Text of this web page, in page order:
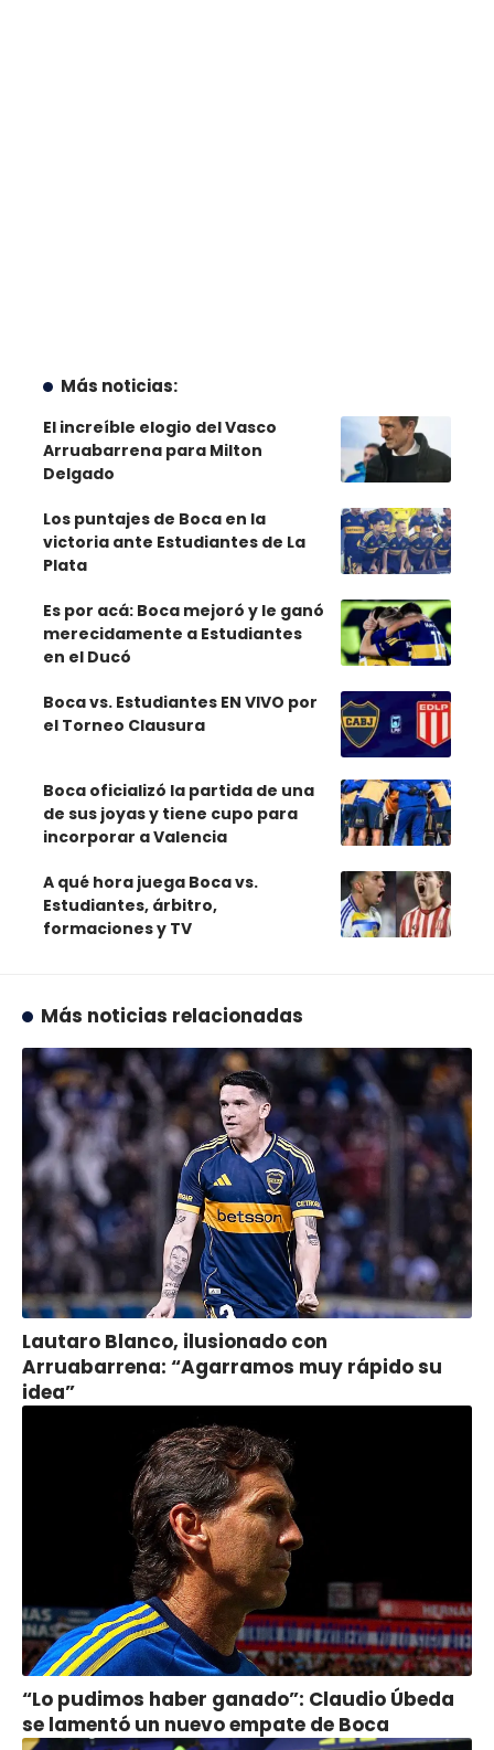
Más noticias:
El increíble elogio del Vasco
Arruabarrena para Milton
Delgado
Los puntajes de Boca en la
victoria ante Estudiantes de La
Plata
Es por acá: Boca mejoró y le ganó
merecidamente a Estudiantes
en el Ducó
Boca vs. Estudiantes EN VIVO por
el Torneo Clausura
Boca oficializó la partida de una
de sus joyas y tiene cupo para
incorporar a Valencia
A qué hora juega Boca vs.
Estudiantes, árbitro,
formaciones y TV
Más noticias relacionadas
Lautaro Blanco, ilusionado con
Arruabarrena: “Agarramos muy rápido su
idea”
“Lo pudimos haber ganado”: Claudio Úbeda
se lamentó un nuevo empate de Boca